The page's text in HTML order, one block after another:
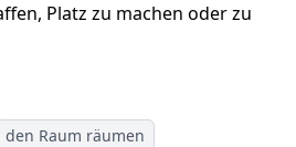
Platz zu machen oder zu
den Raum räumen